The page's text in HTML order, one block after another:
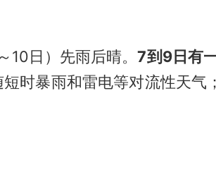
10日）先雨后晴。7到9日有
时暴雨和雷电等对流性天气